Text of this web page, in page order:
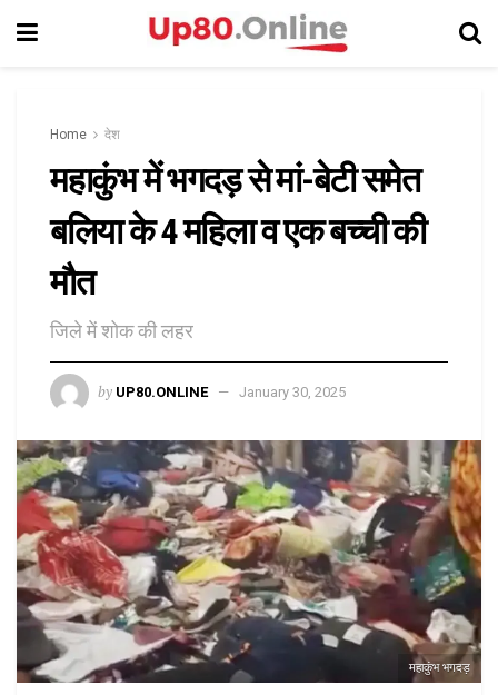
Home देश
महाकुंभ में भगदड़ से मां-बेटी समेत
बलिया के 4 महिला व एक बच्ची की
मौत
जिले में शोक की लहर
by UP80.ONLINE January 30, 2025
महाकुंभ भगदड़